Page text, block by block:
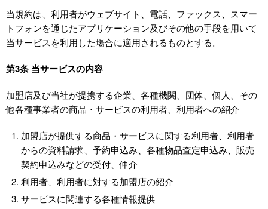
当規約は、利用者がウェブサイト、電話、ファックス、スマー
トフォンを通じたアプリケーション及びその他の手段を用いて
当サービスを利用した場合に適用されるものとする。
第3条 当サービスの内容
加盟店及び当社が提携する企業、各種機関、団体、個人、その
他各種事業者の商品・サービスの利用者、利用者への紹介
加盟店が提供する商品・サービスに関する利用者、利用者
からの資料請求、予約申込み、各種物品査定申込み、販売
契約申込みなどの受付、仲介
利用者、利用者に対する加盟店の紹介
サービスに関連する各種情報提供